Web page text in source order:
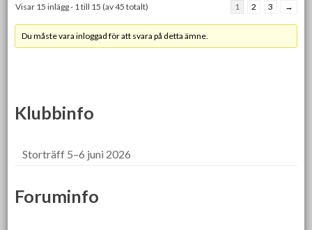
Visar 15 inlägg - 1 till 15 (av 45 totalt) 1 2 3 →
Du måste vara inloggad för att svara på detta ämne.
Klubbinfo
Storträff 5–6 juni 2026
Foruminfo